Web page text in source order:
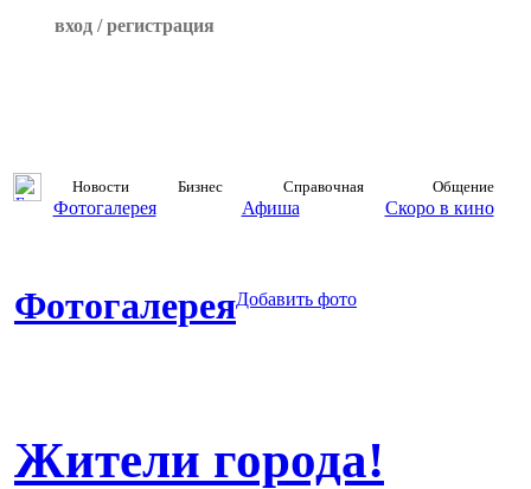
вход / регистрация
Новости Бизнес Справочная Общение
Фотогалерея Афиша Скоро в кино
ФотогалереяДобавить фото
Жители города!